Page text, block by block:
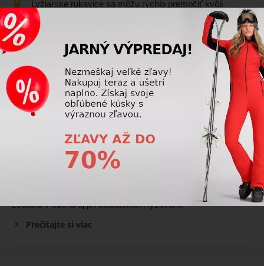
Lyžiarske rukavice sa môžu rýchlo premočiť kvôli
opotrebovanej impregnácii, poškodenej membráne alebo
nadmernému kontaktu so snehom a vlhkosťou. Dôležitú úlohu
zohráva aj kvalita materiálov a správna starostlivosť o
Prečítajte si viac
Lyžiarske rukavice
Čo znamená Gore-Tex v lyžiarskych rukaviciach?
Gore-Tex v lyžiarskych rukaviciach zabezpečuje úplnú
nepremokavosť a zároveň vysokú priedušnosť, takže ruky
zostanú v suchu aj pri celodennom lyžovaní.
Prečítajte si viac